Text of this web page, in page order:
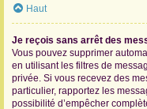
Haut
Je reçois sans arrêt des
Vous pouvez supprimer
en utilisant les filtres de
privée. Si vous recevez des
particulier, rapportez les
possibilité d’empêcher